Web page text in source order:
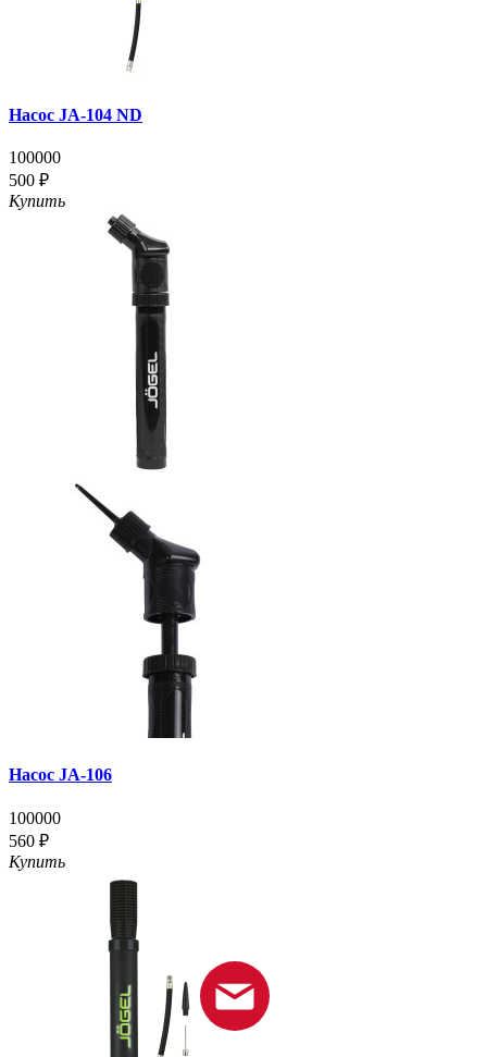
Насос JA-104 ND
100000
500 ₽
Купить
Насос JA-106
100000
560 ₽
Купить